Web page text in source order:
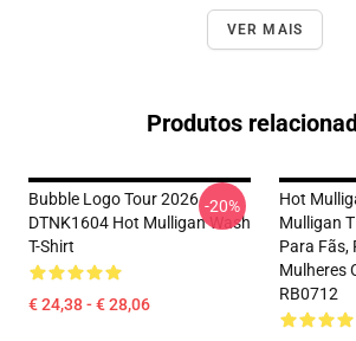
VER MAIS
Produtos
Bubble Logo Tour 2026
DTNK1604 Hot Mulligan Wash
T-Shirt
€ 24,38 - € 28,06
-20%
Hot
Mulligan
Para Fãs,
Mulheres
RB0712